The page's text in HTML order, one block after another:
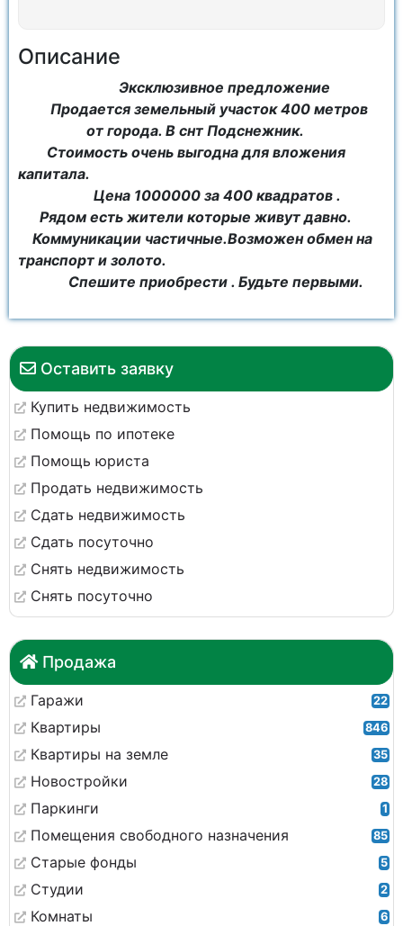
Оставить заявку
Купить недвижимость
Помощь по ипотеке
Помощь юриста
Продать недвижимость
Сдать недвижимость
Сдать посуточно
Снять недвижимость
Снять посуточно
Продажа
Гаражи 22
Квартиры 846
Квартиры на земле 35
Новостройки 28
Паркинги 1
Помещения свободного назначения 85
Старые фонды 5
Студии 2
Комнаты 6
Описание
Эксклюзивное предложение
Продается земельный участок 400 метров
от города. В снт Подснежник.
Стоимость очень выгодна для вложения
капитала.
Цена 1000000 за 400 квадратов .
Рядом есть жители которые живут давно.
Коммуникации частичные.Возможен обмен на
транспорт и золото.
Спешите приобрести . Будьте первыми.